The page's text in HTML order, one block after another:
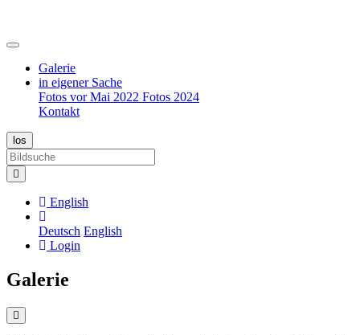
Galerie
in eigener Sache
Fotos vor Mai 2022 Fotos 2024
Kontakt
English
Deutsch English
Login
Galerie